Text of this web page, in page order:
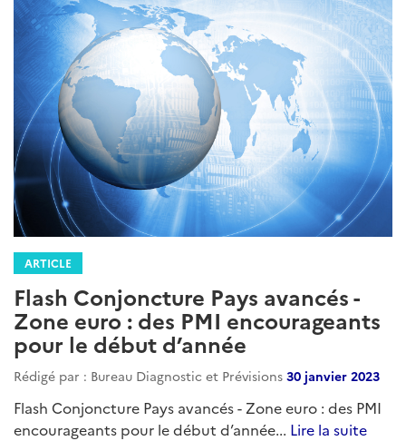
ARTICLE
Flash Conjoncture Pays avancés -
Zone euro : des PMI encourageants
pour le début d’année
Rédigé par : Bureau Diagnostic et Prévisions 30 janvier 2023
Flash Conjoncture Pays avancés - Zone euro : des PMI
encourageants pour le début d’année... Lire la suite